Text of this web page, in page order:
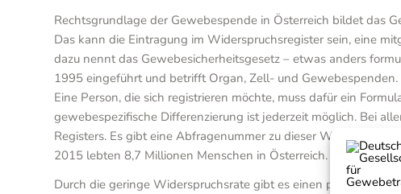
Rechtsgrundlage der Gewebespende in Österreich bildet das
Das kann die Eintragung im Widerspruchsregister sein, eine
dazu nennt das Gewebesicherheitsgesetz – etwas anders
1995 eingeführt und betrifft Organ, Zell- und
Eine Person, die sich registrieren möchte, muss dafür ein
gewebespezifische Differenzierung ist jederzeit möglich. Bei
Registers. Es gibt eine Abfragenummer zu dieser
2015 lebten 8,7 Millionen Menschen in Österreich. Im
Durch die geringe Widerspruchsrate gibt es einen potenziell